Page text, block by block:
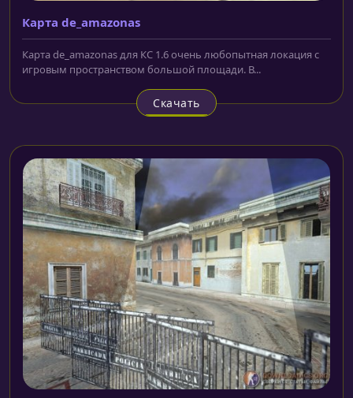
Карта de_amazonas
Карта de_amazonas для КС 1.6 очень любопытная локация с
игровым пространством большой площади. В...
Скачать